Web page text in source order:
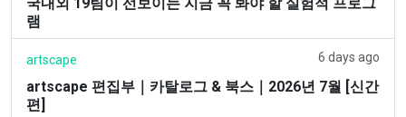
램
artscape 6 days ago
artscape 편집부｜카탈로그 & 북스｜2026년 7월 [신간
편]